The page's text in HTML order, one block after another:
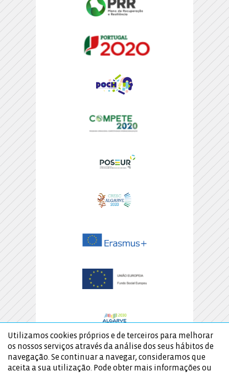
Utilizamos cookies próprios e de terceiros para melhorar
os nossos serviços através da análise dos seus hábitos de
navegação. Se continuar a navegar, consideramos que
aceita a sua utilização. Pode obter mais informações ou